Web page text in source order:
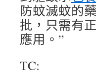
防蚊滅蚊的
批，只需有
應用。”
TC: